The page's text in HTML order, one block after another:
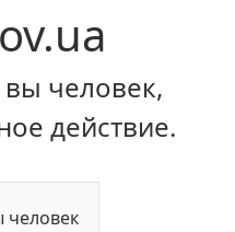
человек,
действие.
человек